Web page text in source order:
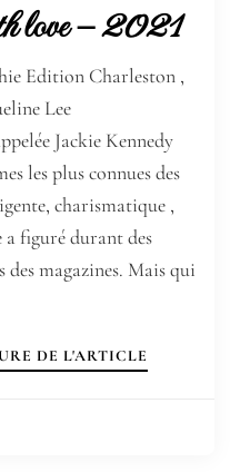
love – 2021
Edition Charleston ,
Lee
Jackie Kennedy
les plus connues des
charismatique ,
a figuré durant des
des magazines. Mais qui
DE L'ARTICLE